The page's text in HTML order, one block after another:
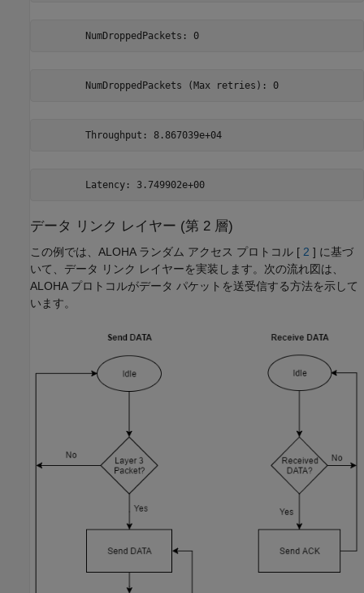
	NumDroppedPackets: 0
	NumDroppedPackets (Max retries): 0
	Throughput: 8.867039e+04
	Latency: 3.749902e+00
データ リンク レイヤー (第 2 層)
この例では、ALOHA ランダム アクセス プロトコル [ 2 ] に基づ
いて、データ リンク レイヤーを実装します。次の流れ図は、
ALOHA プロトコルがデータ パケットを送受信する方法を示して
います。